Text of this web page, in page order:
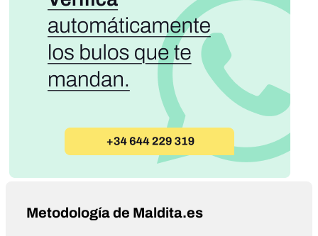
Metodología de Maldita.es